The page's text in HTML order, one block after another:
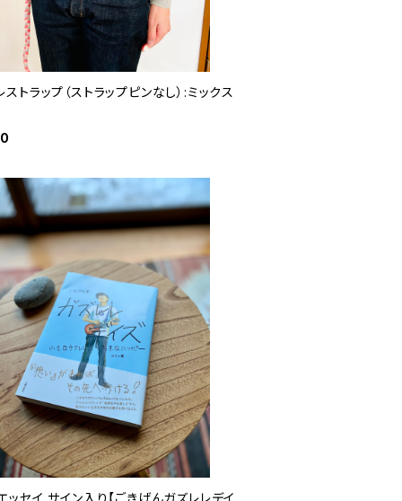
ストラップ（ストラップピンなし）:ミックス
ッセイ サイン入り【ごきげんガズレレデイ